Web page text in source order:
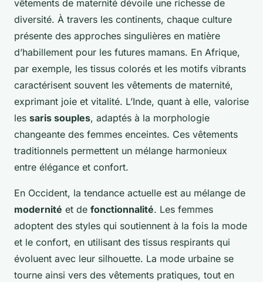
vêtements de maternité dévoile une richesse de
diversité. À travers les continents, chaque culture
présente des approches singulières en matière
d’habillement pour les futures mamans. En Afrique,
par exemple, les tissus colorés et les motifs vibrants
caractérisent souvent les vêtements de maternité,
exprimant joie et vitalité. L’Inde, quant à elle, valorise
les saris souples, adaptés à la morphologie
changeante des femmes enceintes. Ces vêtements
traditionnels permettent un mélange harmonieux
entre élégance et confort.
En Occident, la tendance actuelle est au mélange de
modernité et de fonctionnalité. Les femmes
adoptent des styles qui soutiennent à la fois la mode
et le confort, en utilisant des tissus respirants qui
évoluent avec leur silhouette. La mode urbaine se
tourne ainsi vers des vêtements pratiques, tout en